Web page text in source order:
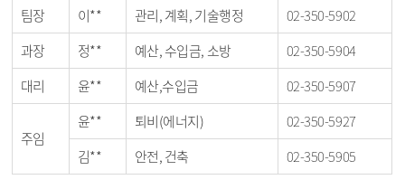
팀장
이** 관리, 계획, 기술행정
02-350-5902
과장
정** 예산, 수입금, 소방
02-350-5904
대리
윤** 예산,수입금 02-350-5907
주임
윤** 퇴비(에너지)
02-350-5927
김**
안전, 건축 02-350-5905